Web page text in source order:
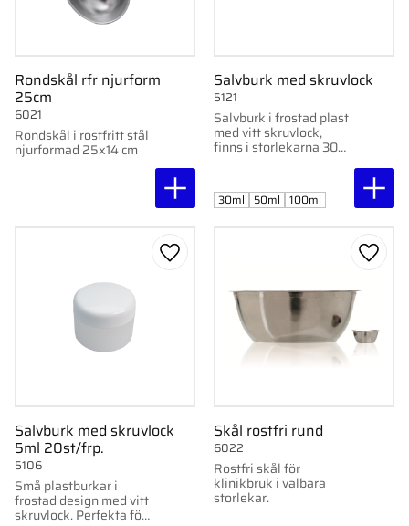
Rondskål rfr njurform
25cm
Rondskål i rostfritt stål
njurformad 25x14 cm
6021
Salvburk med skruvlock
Salvburk i frostad plast
med vitt skruvlock,
finns i storlekarna 30
5121
30ml 50ml 100ml
Salvburk med skruvlock
5ml 20st/frp.
Små plastburkar i
frostad design med vitt
skruvlock. Perfekta för
5106
Lägg till i favoriter
Skål rostfri rund
Rostfri skål för
klinikbruk i valbara
storlekar.
6022
Lägg